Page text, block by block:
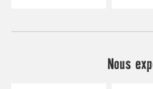
Nous